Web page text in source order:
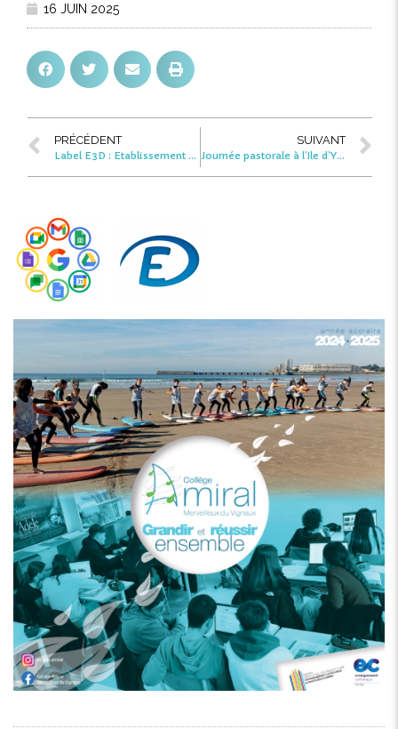
16 JUIN 2025
PRÉCÉDENT
Label E3D : Etablissement de Démarche de Développement Durable – Niveau 1
SUIVANT
Journée pastorale à l’Ile d’Yeu